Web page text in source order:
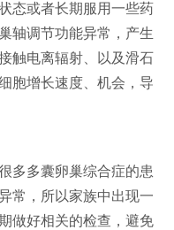
态或者长期服用一些药
轴调节功能异常，产生
触电离辐射、以及滑石
胞增长速度、机会，导
多多囊卵巢综合症的患
常，所以家族中出现一
做好相关的检查，避免